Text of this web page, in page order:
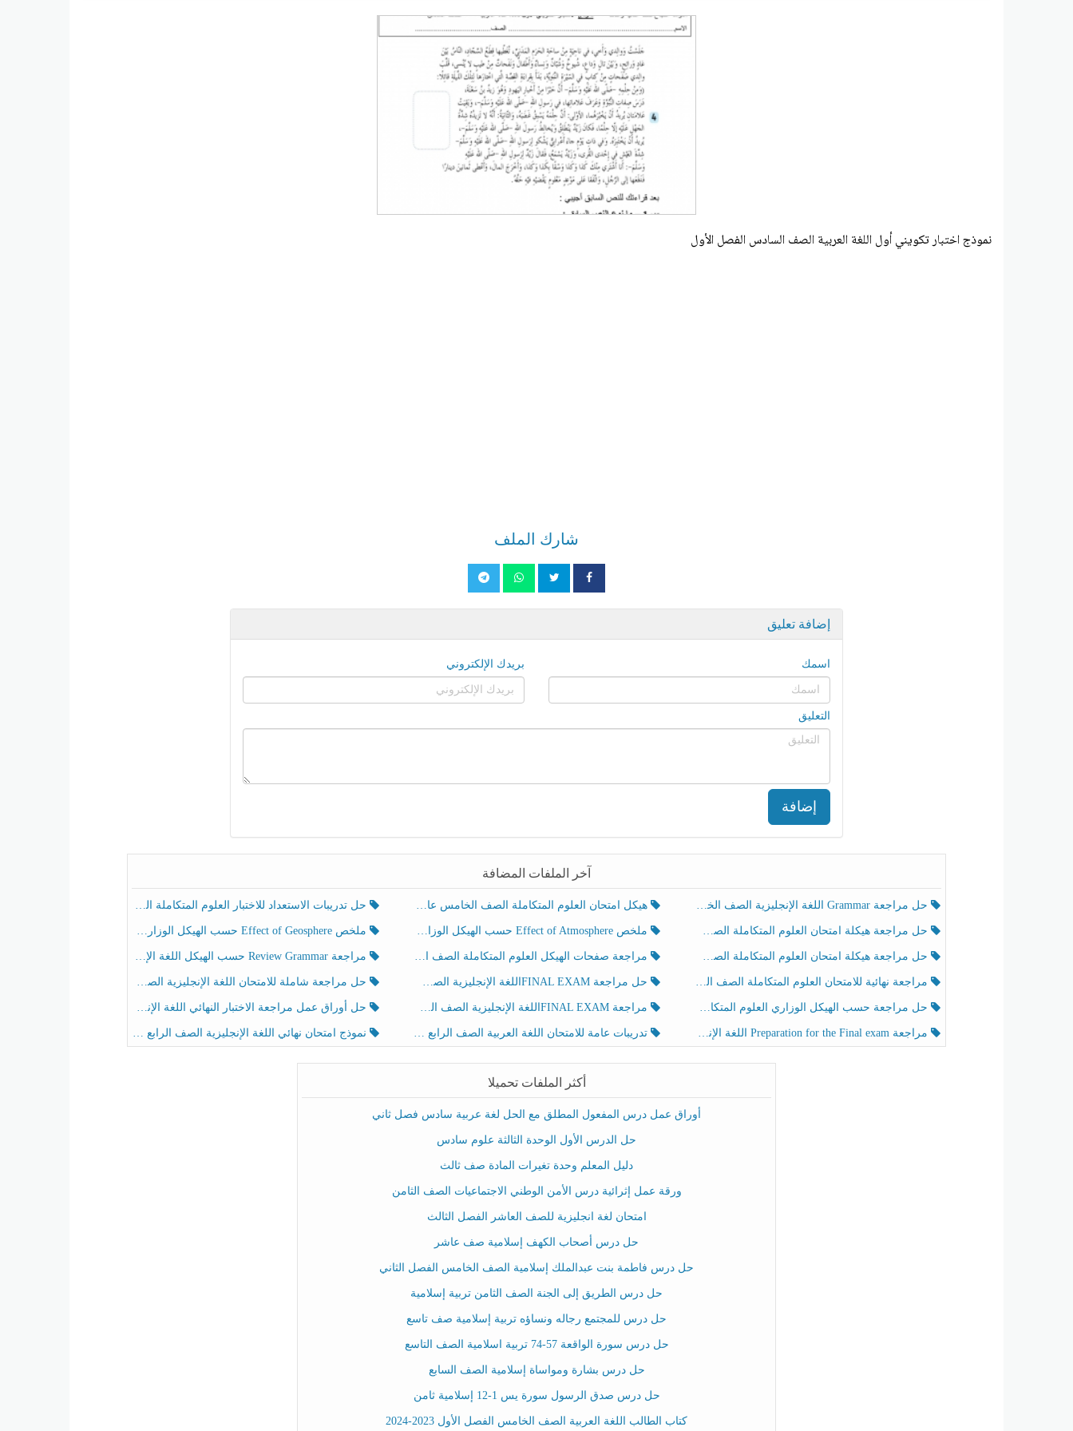
نموذج اختبار تكويني أول اللغة العربية الصف السادس الفصل الأول
شارك الملف
إضافة تعليق
اسمك بريدك الإلكتروني
التعليق
إضافة
آخر الملفات المضافة
حل مراجعة Grammar اللغة الإنجليزية الصف الخامس الفصل الثالث هيكل امتحان العلوم المتكاملة الصف الخامس عام الفصل الدراسي الثالث 2025-2026 حل تدريبات الاستعداد للاختبار العلوم المتكاملة الصف الخامس عام الفصل الثالث
حل مراجعة هيكلة امتحان العلوم المتكاملة الصف الخامس انسبير الفصل الثالث ملخص Effect of Atmosphere حسب الهيكل الوزاري العلوم المتكاملة الصف الخامس انسبير الفصل الثالث ملخص Effect of Geosphere حسب الهيكل الوزاري العلوم المتكاملة الصف الخامس انسبير الفصل الثالث
حل مراجعة هيكلة امتحان العلوم المتكاملة الصف الخامس عام الفصل الثالث مراجعة صفحات الهيكل العلوم المتكاملة الصف الخامس انسبير الفصل الثالث مراجعة Review Grammar حسب الهيكل اللغة الإنجليزية الصف الخامس الفصل الثالث
مراجعة نهائية للامتحان العلوم المتكاملة الصف الخامس انسبير الفصل الثالث حل مراجعة FINAL EXAMاللغة الإنجليزية الصف الخامس الفصل الثالث حل مراجعة شاملة للامتحان اللغة الإنجليزية الصف الخامس الفصل الثالث
حل مراجعة حسب الهيكل الوزاري العلوم المتكاملة الصف الخامس عام الفصل الثالث مراجعة FINAL EXAMاللغة الإنجليزية الصف الخامس الفصل الثالث حل أوراق عمل مراجعة الاختبار النهائي اللغة الإنجليزية الصف الرابع الفصل الثالث
مراجعة Preparation for the Final exam اللغة الإنجليزية الصف الرابع الفصل الثالث تدريبات عامة للامتحان اللغة العربية الصف الرابع الفصل الثالث نموذج امتحان نهائي اللغة الإنجليزية الصف الرابع الفصل الثالث
أكثر الملفات تحميلا
أوراق عمل درس المفعول المطلق مع الحل لغة عربية سادس فصل ثاني
حل الدرس الأول الوحدة الثالثة علوم سادس
دليل المعلم وحدة تغيرات المادة صف ثالث
ورقة عمل إثرائية درس الأمن الوطني الاجتماعيات الصف الثامن
امتحان لغة انجليزية للصف العاشر الفصل الثالث
حل درس أصحاب الكهف إسلامية صف عاشر
حل درس فاطمة بنت عبدالملك إسلامية الصف الخامس الفصل الثاني
حل درس الطريق إلى الجنة الصف الثامن تربية إسلامية
حل درس للمجتمع رجاله ونساؤه تربية إسلامية صف تاسع
حل درس سورة الواقعة 57-74 تربية اسلامية الصف التاسع
حل درس بشارة ومواساة إسلامية الصف السابع
حل درس صدق الرسول سورة يس 1-12 إسلامية ثامن
كتاب الطالب اللغة العربية الصف الخامس الفصل الأول 2023-2024